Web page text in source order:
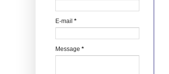
E-mail *
Message *